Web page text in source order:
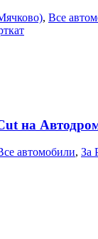
, Все
на
автомобили, За